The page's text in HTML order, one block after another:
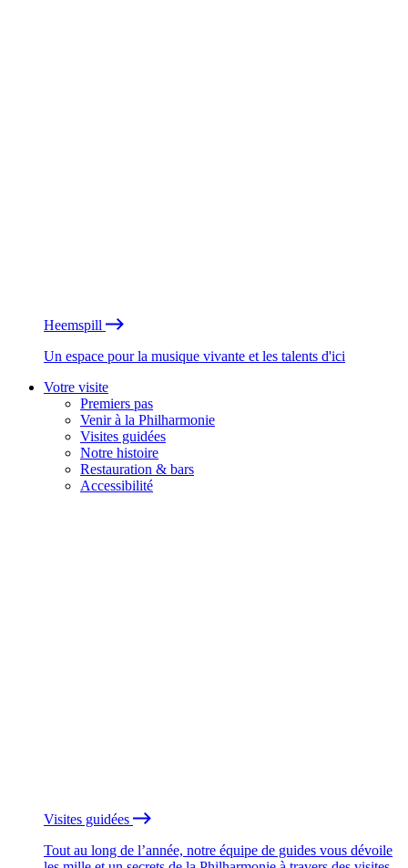
Heemspill
Un espace pour la musique vivante et les talents d'ici
Votre visite
Premiers pas
Venir à la Philharmonie
Visites guidées
Notre histoire
Restauration & bars
Accessibilité
Visites guidées
Tout au long de l’année, notre équipe de guides vous dévoile